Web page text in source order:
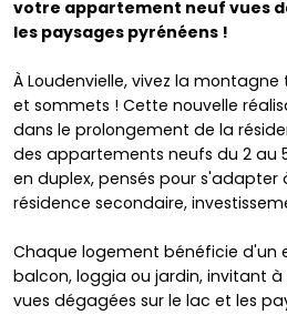
votre appartement neuf vues
les paysages pyrénéens !
À Loudenvielle, vivez la
et sommets ! Cette nouvelle
dans le prolongement de la
des appartements neufs du 2 au
en duplex, pensés pour s'adapter
résidence secondaire,
Chaque logement bénéficie d'un
balcon, loggia ou jardin, invitant
vues dégagées sur le lac et les